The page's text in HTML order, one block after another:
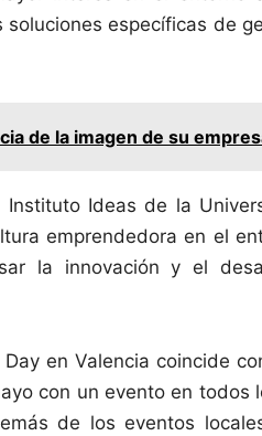
específicas de
de la imagen de su
Ideas de la
emprendedora en el
la innovación y el
en Valencia coincide
con un evento en todos
de los eventos